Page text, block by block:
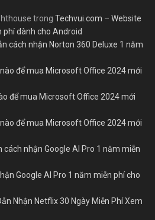
trong Techvui.com – Website
phí dành cho Android
cách nhận Norton 360 Deluxe 1 năm
để mua Microsoft Office 2024 mới
để mua Microsoft Office 2024 mới
để mua Microsoft Office 2024 mới
cách nhận Google AI Pro 1 năm miễn
Google AI Pro 1 năm miễn phí cho
Nhận Netflix 30 Ngày Miễn Phí Xem